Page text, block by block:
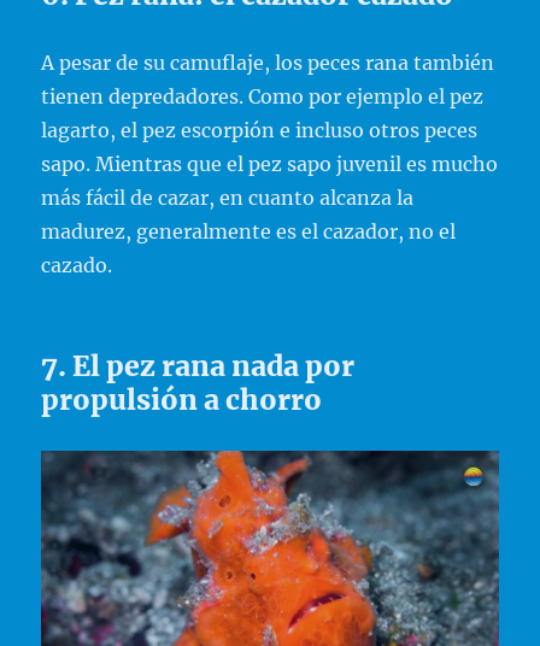
A pesar de su camuflaje, los peces rana también
tienen depredadores. Como por ejemplo el pez
lagarto, el pez escorpión e incluso otros peces
sapo. Mientras que el pez sapo juvenil es mucho
más fácil de cazar, en cuanto alcanza la
madurez, generalmente es el cazador, no el
cazado.
7. El pez rana nada por
propulsión a chorro